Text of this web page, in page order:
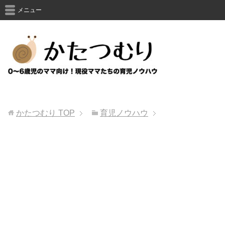
メニュー
かたつむり TOP 育児ノウハウ